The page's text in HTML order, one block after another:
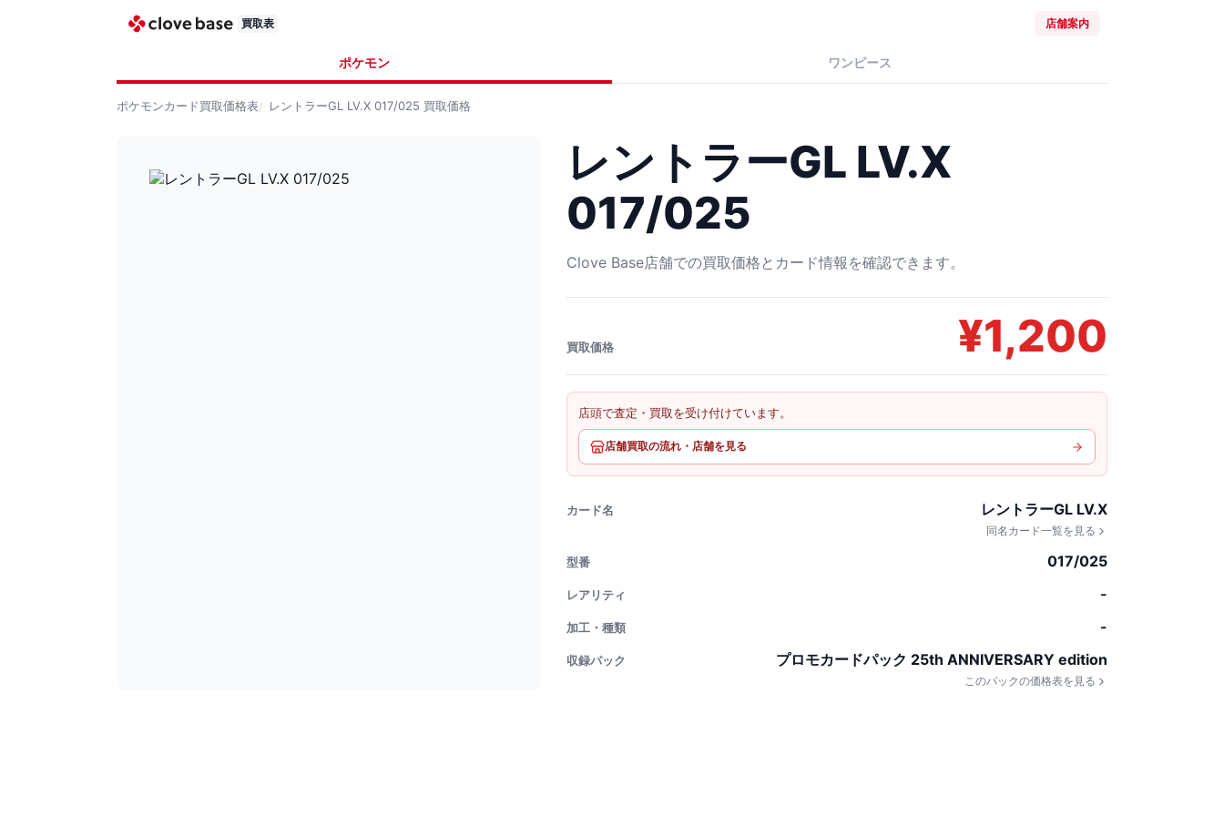
買取表 店舗案内
ポケモン ワンピース
ポケモンカード買取価格表 レントラーGL LV.X 017/025 買取価格
レントラーGL LV.X
017/025
Clove Base店舗での買取価格とカード情報を確認できます。
買取価格 ¥1,200
店頭で査定・買取を受け付けています。
店舗買取の流れ・店舗を見る
カード名 レントラーGL LV.X
同名カード一覧を見る
型番 017/025
レアリティ -
加工・種類 -
収録パック プロモカードパック 25th ANNIVERSARY edition
このパックの価格表を見る